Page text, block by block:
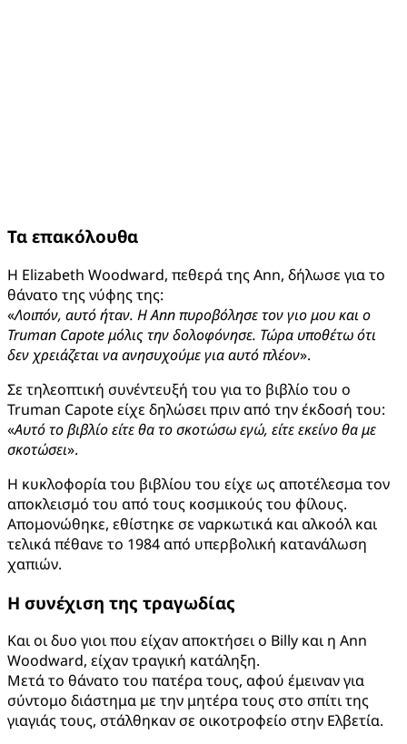
Τα επακόλουθα
Η Elizabeth Woodward, πεθερά της Ann, δήλωσε για το
θάνατο της νύφης της:
«Λοιπόν, αυτό ήταν. Η Ann πυροβόλησε τον γιο μου και ο
Truman Capote μόλις την δολοφόνησε. Τώρα υποθέτω ότι
δεν χρειάζεται να ανησυχούμε για αυτό πλέον».
Σε τηλεοπτική συνέντευξή του για το βιβλίο του ο
Truman Capote είχε δηλώσει πριν από την έκδοσή του:
«Αυτό το βιβλίο είτε θα το σκοτώσω εγώ, είτε εκείνο θα με
σκοτώσει».
Η κυκλοφορία του βιβλίου του είχε ως αποτέλεσμα τον
αποκλεισμό του από τους κοσμικούς του φίλους.
Απομονώθηκε, εθίστηκε σε ναρκωτικά και αλκοόλ και
τελικά πέθανε το 1984 από υπερβολική κατανάλωση
χαπιών.
Η συνέχιση της τραγωδίας
Και οι δυο γιοι που είχαν αποκτήσει ο Billy και η Ann
Woodward, είχαν τραγική κατάληξη.
Μετά το θάνατο του πατέρα τους, αφού έμειναν για
σύντομο διάστημα με την μητέρα τους στο σπίτι της
γιαγιάς τους, στάλθηκαν σε οικοτροφείο στην Ελβετία.